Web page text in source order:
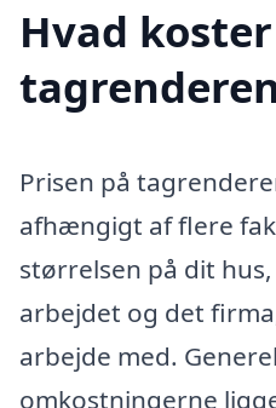
Hvad koster
Prisen på
afhængigt af flere
størrelsen på dit
arbejdet og det
arbejde med.
omkostningerne